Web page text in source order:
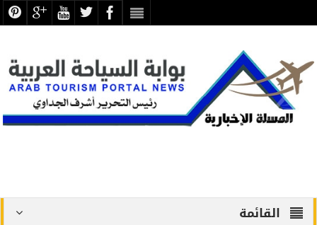
القائمة